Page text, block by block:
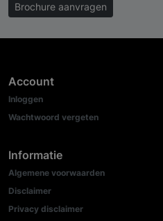
Brochure aanvragen
Account
Inloggen
Wachtwoord vergeten
Informatie
Algemene voorwaarden
Disclaimer
Privacy disclaimer